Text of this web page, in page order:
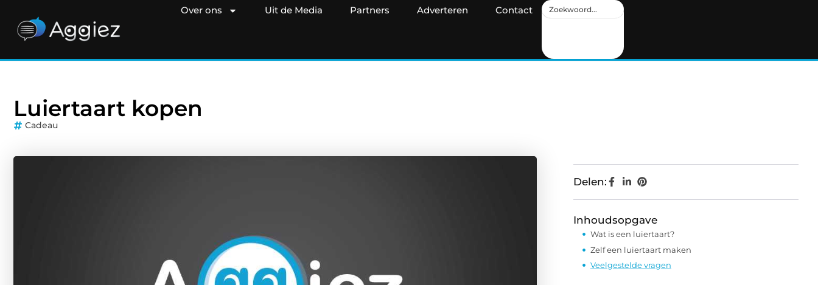
Over ons Uit de Media Partners Adverteren Contact
Luiertaart kopen
Cadeau
Delen:
Inhoudsopgave
Wat is een luiertaart?
Zelf een luiertaart maken
Veelgestelde vragen